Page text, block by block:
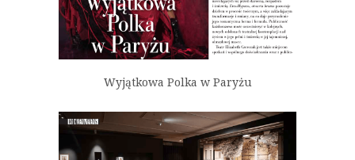
Wyjątkowa Polka w Paryżu